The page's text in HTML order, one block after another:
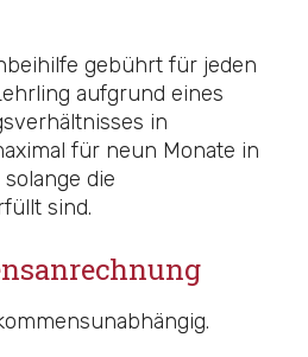
gebührt für jeden
aufgrund eines
in
für neun Monate in
die
sind.